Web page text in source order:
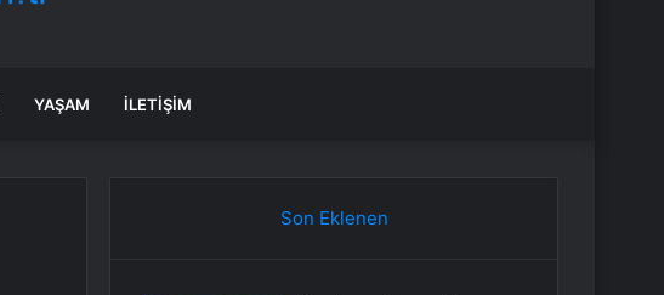
YAŞAM İLETIŞIM
Son Eklenen